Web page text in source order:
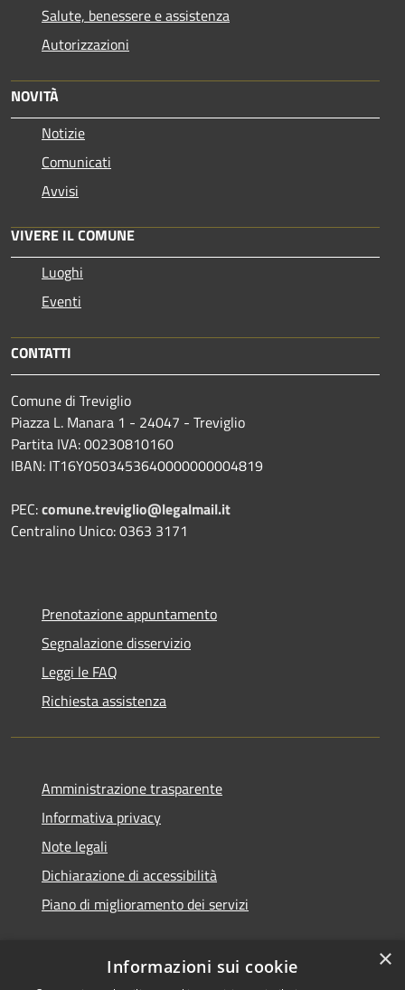
Salute, benessere e assistenza
Autorizzazioni
NOVITÀ
Notizie
Comunicati
Avvisi
VIVERE IL COMUNE
Luoghi
Eventi
CONTATTI
Comune di Treviglio
Piazza L. Manara 1 - 24047 - Treviglio
Partita IVA: 00230810160
IBAN: IT16Y0503453640000000004819
PEC:comune.treviglio@legalmail.it
Centralino Unico: 0363 3171
Prenotazione appuntamento
Segnalazione disservizio
Leggi le FAQ
Richiesta assistenza
Amministrazione trasparente
Informativa privacy
Note legali
Dichiarazione di accessibilità
Piano di miglioramento dei servizi
×
Informazioni sui cookie